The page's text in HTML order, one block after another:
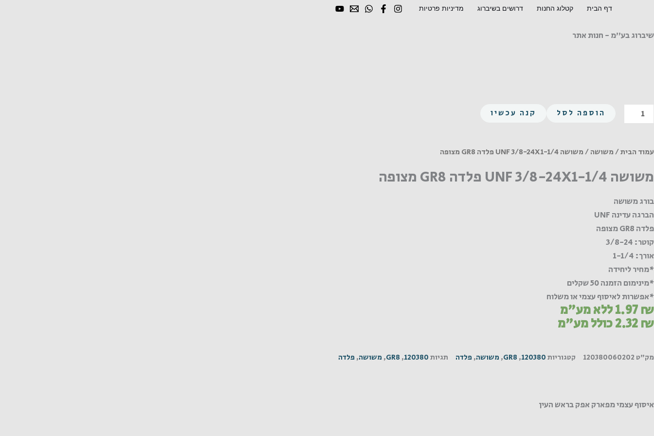
דף הבית קטלוג החנות דרושים בשיברוג מדיניות פרטיות
שיברוג בע"מ - חנות אתר
כמות
של
UNF
24X1-
פלדה
GR8
מצופה
הוספה לסל קנה עכשיו
עמוד הבית/משושה/ משושה UNF 3/8-24X1-1/4 פלדה GR8 מצופה
משושה UNF 3/8-24X1-1/4 פלדה GR8 מצופה
בורג משושה
הברגה עדינה UNF
פלדה GR8 מצופה
קוטר: 3/8-24
אורך: 1-1/4
*מחיר ליחידה
*מינימום הזמנה 50 שקלים
*אפשרות לאיסוף עצמי או משלוח
1.97₪ ללא מע"מ
2.32₪ כולל מע"מ
מק"ט 120380060202 קטגוריות120380
,
GR8
, משושה, פלדה תגיות120380
,
GR8
, משושה, פלדה
איסוף עצמי מפארק אפק בראש העין